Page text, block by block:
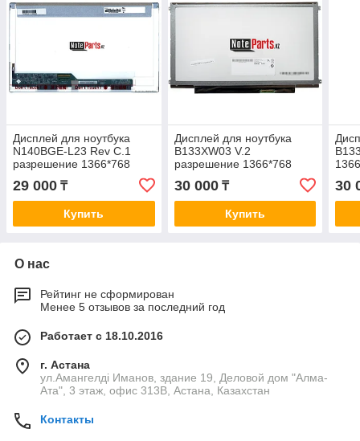
Дисплей для ноутбука
N140BGE-L23 Rev C.1
разрешение 1366*768
LED 40пин
29 000 ₸
Купить
Дисплей для ноутбука
B133XW03 V.2
разрешение 1366*768
LED Слим 40пин
30 000₸
Купить
30
О нас
Рейтинг не сформирован
Менее 5 отзывов за последний год
Работает с 18.10.2016
г. Астана
ул.Амангелді Иманов, здание 19, Деловой дом "Алма-
Ата", 3 этаж, офис 313В, Астана, Казахстан
Контакты